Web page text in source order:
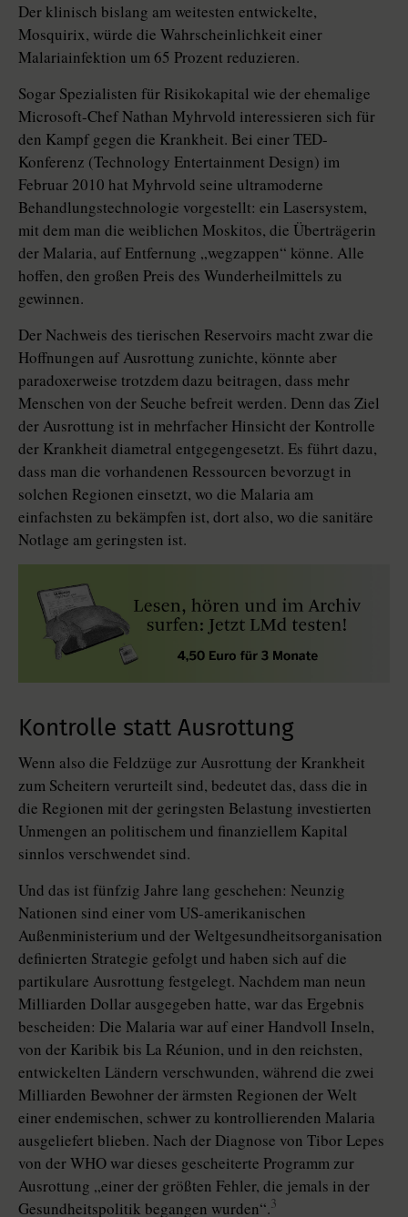
Der klinisch bislang am weitesten entwickelte,
Mosquirix, würde die Wahrscheinlichkeit einer
Malariainfektion um 65 Prozent reduzieren.
Sogar Spezialisten für Risikokapital wie der ehemalige
Microsoft-Chef Nathan Myhrvold interessieren sich für
den Kampf gegen die Krankheit. Bei einer TED-
Konferenz (Technology Entertainment Design) im
Februar 2010 hat Myhrvold seine ultramoderne
Behandlungstechnologie vorgestellt: ein Lasersystem,
mit dem man die weiblichen Moskitos, die Überträgerin
der Malaria, auf Entfernung „wegzappen“ könne. Alle
hoffen, den großen Preis des Wunderheilmittels zu
gewinnen.
Der Nachweis des tierischen Reservoirs macht zwar die
Hoffnungen auf Ausrottung zunichte, könnte aber
paradoxerweise trotzdem dazu beitragen, dass mehr
Menschen von der Seuche befreit werden. Denn das Ziel
der Ausrottung ist in mehrfacher Hinsicht der Kontrolle
der Krankheit diametral entgegengesetzt. Es führt dazu,
dass man die vorhandenen Ressourcen bevorzugt in
solchen Regionen einsetzt, wo die Malaria am
einfachsten zu bekämpfen ist, dort also, wo die sanitäre
Notlage am geringsten ist.
Kontrolle statt Ausrottung
Wenn also die Feldzüge zur Ausrottung der Krankheit
zum Scheitern verurteilt sind, bedeutet das, dass die in
die Regionen mit der geringsten Belastung investierten
Unmengen an politischem und finanziellem Kapital
sinnlos verschwendet sind.
Und das ist fünfzig Jahre lang geschehen: Neunzig
Nationen sind einer vom US-amerikanischen
Außenministerium und der Weltgesundheitsorganisation
definierten Strategie gefolgt und haben sich auf die
partikulare Ausrottung festgelegt. Nachdem man neun
Milliarden Dollar ausgegeben hatte, war das Ergebnis
bescheiden: Die Malaria war auf einer Handvoll Inseln,
von der Karibik bis La Réunion, und in den reichsten,
entwickelten Ländern verschwunden, während die zwei
Milliarden Bewohner der ärmsten Regionen der Welt
einer endemischen, schwer zu kontrollierenden Malaria
ausgeliefert blieben. Nach der Diagnose von Tibor Lepes
von der WHO war dieses gescheiterte Programm zur
Ausrottung „einer der größten Fehler, die jemals in der
Gesundheitspolitik begangen wurden“.3